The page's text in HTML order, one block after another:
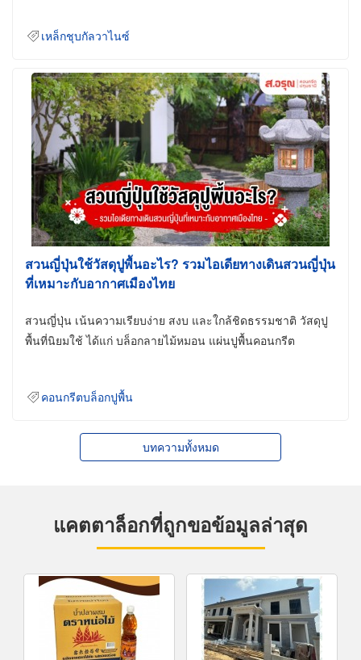
เหล็กชุบกัลวาไนซ์
สวนญี่ปุ่นใช้วัสดุปูพื้นอะไร? รวมไอเดียทางเดินสวนญี่ปุ่น
ที่เหมาะกับอากาศเมืองไทย
สวนญี่ปุ่น เน้นความเรียบง่าย สงบ และใกล้ชิดธรรมชาติ วัสดุปู
พื้นที่นิยมใช้ ได้แก่ บล็อกลายไม้หมอน แผ่นปูพื้นคอนกรีต
คอนกรีตบล็อกปูพื้น
บทความทั้งหมด
แคตตาล็อกที่ถูกขอข้อมูลล่าสุด